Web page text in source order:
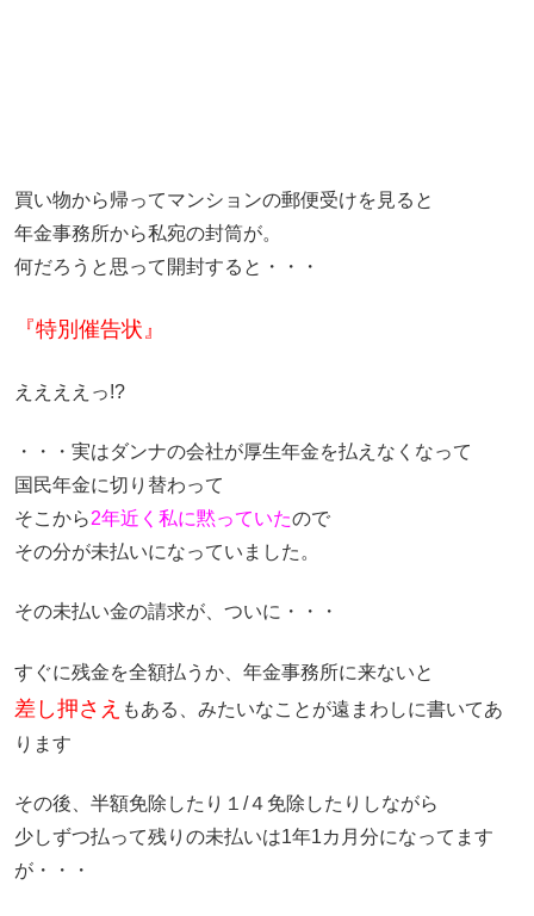
買い物から帰ってマンションの郵便受けを見ると
年金事務所から私宛の封筒が。
何だろうと思って開封すると・・・
『特別催告状』
ええええっ!?
・・・実はダンナの会社が厚生年金を払えなくなって
国民年金に切り替わって
そこから2年近く私に黙っていたので
その分が未払いになっていました。
その未払い金の請求が、ついに・・・
すぐに残金を全額払うか、年金事務所に来ないと
差し押さえ もある、みたいなことが遠まわしに書いてあ
ります
その後、半額免除したり１/４免除したりしながら
少しずつ払って残りの未払いは1年1カ月分になってます
が・・・